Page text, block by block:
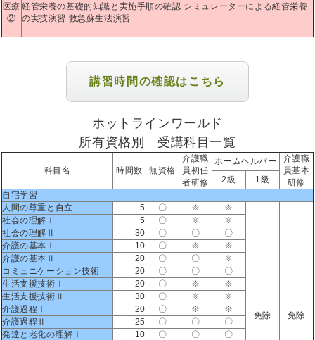
医療
②
経管栄養の基礎的知識と実施手順の確認 シミュレーターによる経管栄養
の実技演習 救急蘇生法演習
講習時間の確認はこちら
ホットラインワールド
所有資格別 受講科目一覧
科目名 時間数 無資格
介護職
員初任
者研修
ホームヘルパー
介護職
員基本
研修
2級
1級
自宅学習
人間の尊重と自立
5 〇 ※ ※
免除 免除
社会の理解Ⅰ 5 〇 ※
※
社会の理解Ⅱ
30 〇 〇
〇
介護の基本Ⅰ
10 〇 ※
※
介護の基本Ⅱ
20 〇 〇
※
コミュニケーション技術
20 〇 〇
〇
生活支援技術Ⅰ
20 〇 ※
※
生活支援技術Ⅱ
30 〇 ※
※
介護過程Ⅰ
20 〇 ※
※
介護過程Ⅱ
25 〇 〇
〇
発達と老化の理解Ⅰ
10 〇 〇 〇